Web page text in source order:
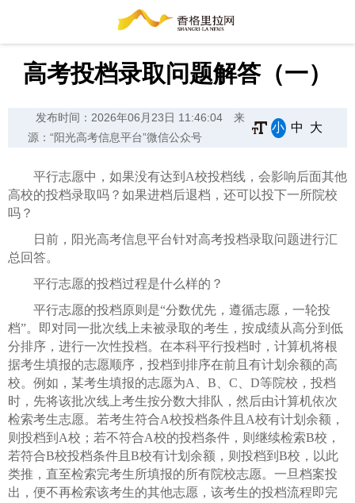
高考投档录取问题解答（一）
发布时间：2026年06月23日 11:46:04
来
源：“阳光高考信息平台”微信公众号
小 中 大
平行志愿中，如果没有达到A校投档线，会影响后面其他
高校的投档录取吗？如果进档后退档，还可以投下一所院校
吗？
日前，阳光高考信息平台针对高考投档录取问题进行汇
总回答。
平行志愿的投档过程是什么样的？
平行志愿的投档原则是“分数优先，遵循志愿，一轮投
档”。即对同一批次线上未被录取的考生，按成绩从高分到低
分排序，进行一次性投档。在本科平行投档时，计算机将根
据考生填报的志愿顺序，投档到排序在前且有计划余额的高
校。例如，某考生填报的志愿为A、B、C、D等院校，投档
时，先将该批次线上考生按分数大排队，然后由计算机依次
检索考生志愿。若考生符合A校投档条件且A校有计划余额，
则投档到A校；若不符合A校的投档条件，则继续检索B校，
若符合B校投档条件且B校有计划余额，则投档到B校，以此
类推，直至检索完考生所填报的所有院校志愿。一旦档案投
出，便不再检索该考生的其他志愿，该考生的投档流程即完